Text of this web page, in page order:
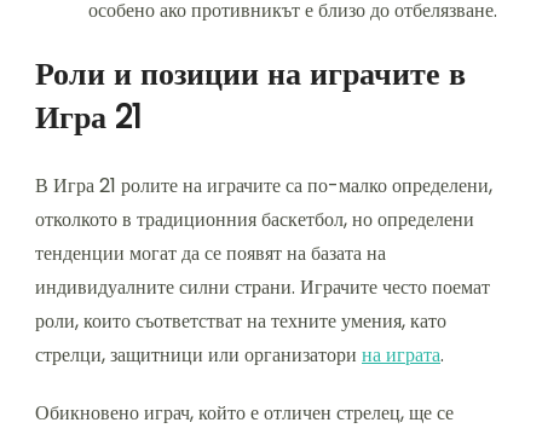
особено ако противникът е близо до отбелязване.
Роли и позиции на играчите в
Игра 21
В Игра 21 ролите на играчите са по-малко определени,
отколкото в традиционния баскетбол, но определени
тенденции могат да се появят на базата на
индивидуалните силни страни. Играчите често поемат
роли, които съответстват на техните умения, като
стрелци, защитници или организатори на играта.
Обикновено играч, който е отличен стрелец, ще се